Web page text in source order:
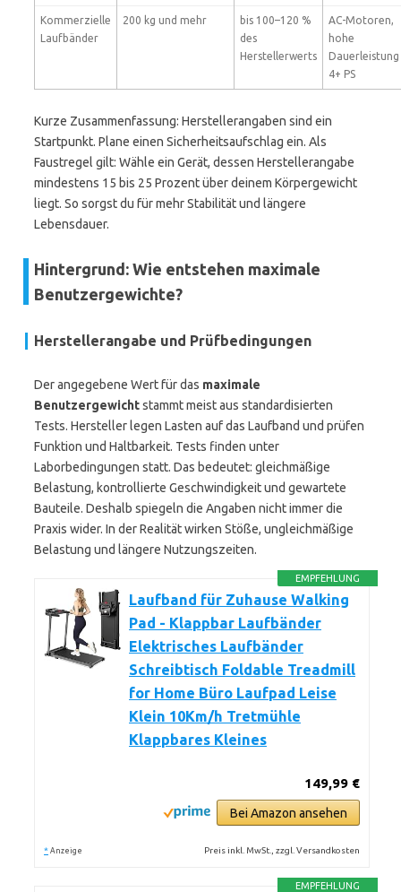
Kommerzielle
Laufbänder
200 kg und mehr
bis 100–120 %
des
Herstellerwerts
AC-Motoren,
hohe
Dauerleistung
4+ PS
Kurze Zusammenfassung: Herstellerangaben sind ein
Startpunkt. Plane einen Sicherheitsaufschlag ein. Als
Faustregel gilt: Wähle ein Gerät, dessen Herstellerangabe
mindestens 15 bis 25 Prozent über deinem Körpergewicht
liegt. So sorgst du für mehr Stabilität und längere
Lebensdauer.
Hintergrund: Wie entstehen maximale
Benutzergewichte?
Herstellerangabe und Prüfbedingungen
Der angegebene Wert für das maximale
Benutzergewichtstammt meist aus standardisierten
Tests. Hersteller legen Lasten auf das Laufband und prüfen
Funktion und Haltbarkeit. Tests finden unter
Laborbedingungen statt. Das bedeutet: gleichmäßige
Belastung, kontrollierte Geschwindigkeit und gewartete
Bauteile. Deshalb spiegeln die Angaben nicht immer die
Praxis wider. In der Realität wirken Stöße, ungleichmäßige
Belastung und längere Nutzungszeiten.
EMPFEHLUNG
Laufband für Zuhause Walking
Pad - Klappbar Laufbänder
Elektrisches Laufbänder
Schreibtisch Foldable Treadmill
for Home Büro Laufpad Leise
Klein 10Km/h Tretmühle
Klappbares Kleines
149,99 €
Bei Amazon ansehen
* Anzeige Preis inkl. MwSt., zzgl. Versandkosten
EMPFEHLUNG